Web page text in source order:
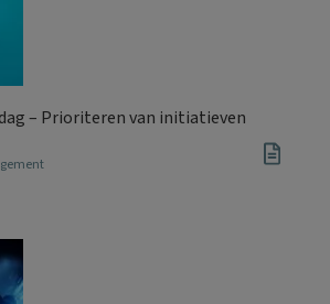
– Prioriteren van initiatieven